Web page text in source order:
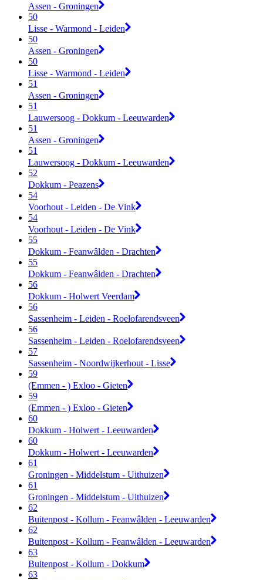
Assen - Groningen
50
Lisse - Warmond - Leiden
50
Assen - Groningen
50
Lisse - Warmond - Leiden
51
Assen - Groningen
51
Lauwersoog - Dokkum - Leeuwarden
51
Assen - Groningen
51
Lauwersoog - Dokkum - Leeuwarden
52
Dokkum - Peazens
54
Voorhout - Leiden - De Vink
54
Voorhout - Leiden - De Vink
55
Dokkum - Feanwâlden - Drachten
55
Dokkum - Feanwâlden - Drachten
56
Dokkum - Holwert Veerdam
56
Sassenheim - Leiden - Roelofarendsveen
56
Sassenheim - Leiden - Roelofarendsveen
57
Sassenheim - Noordwijkerhout - Lisse
59
(Emmen - ) Exloo - Gieten
59
(Emmen - ) Exloo - Gieten
60
Dokkum - Holwert - Leeuwarden
60
Dokkum - Holwert - Leeuwarden
61
Groningen - Middelstum - Uithuizen
61
Groningen - Middelstum - Uithuizen
62
Buitenpost - Kollum - Feanwâlden - Leeuwarden
62
Buitenpost - Kollum - Feanwâlden - Leeuwarden
63
Buitenpost - Kollum - Dokkum
63